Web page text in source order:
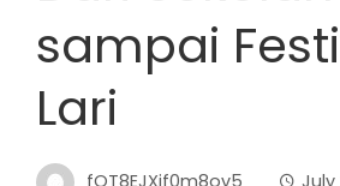
sampai
Lari
fOT8EJXjf0m8ov5 July